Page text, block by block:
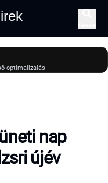
optimalizálás
nap
újév